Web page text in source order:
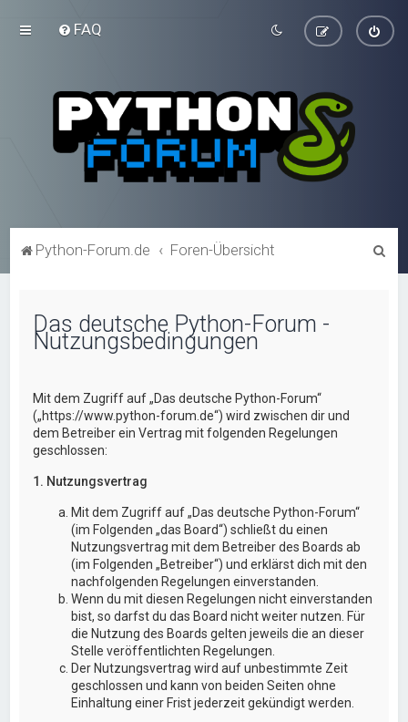
FAQ
Python-Forum.de Foren-Übersicht
Das deutsche Python-Forum -
Nutzungsbedingungen
Mit dem Zugriff auf „Das deutsche Python-Forum“
(„https://www.python-forum.de“) wird zwischen dir und
dem Betreiber ein Vertrag mit folgenden Regelungen
geschlossen:
1. Nutzungsvertrag
Mit dem Zugriff auf „Das deutsche Python-Forum“
(im Folgenden „das Board“) schließt du einen
Nutzungsvertrag mit dem Betreiber des Boards ab
(im Folgenden „Betreiber“) und erklärst dich mit den
nachfolgenden Regelungen einverstanden.
Wenn du mit diesen Regelungen nicht einverstanden
bist, so darfst du das Board nicht weiter nutzen. Für
die Nutzung des Boards gelten jeweils die an dieser
Stelle veröffentlichten Regelungen.
Der Nutzungsvertrag wird auf unbestimmte Zeit
geschlossen und kann von beiden Seiten ohne
Einhaltung einer Frist jederzeit gekündigt werden.